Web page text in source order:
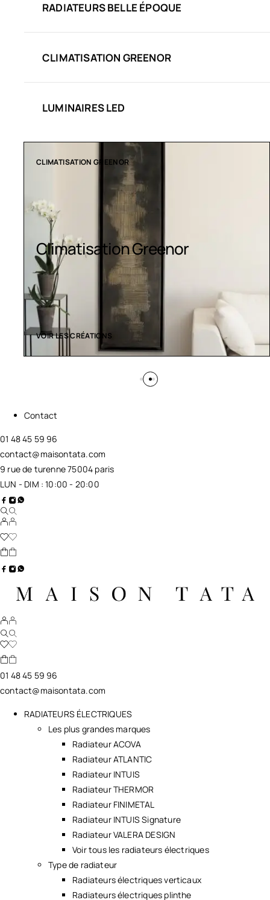
RADIATEURS BELLE ÉPOQUE
CLIMATISATION GREENOR
LUMINAIRES LED
COLLECTION LT
Luminaires LED
VOIR LES CRÉATIONS
Contact
01 48 45 59 96
contact@maisontata.com
9 rue de turenne 75004 paris
LUN - DIM : 10:00 - 20:00
01 48 45 59 96
contact@maisontata.com
RADIATEURS ÉLECTRIQUES
Les plus grandes marques
Radiateur ACOVA
Radiateur ATLANTIC
Radiateur INTUIS
Radiateur THERMOR
Radiateur FINIMETAL
Radiateur INTUIS Signature
Radiateur VALERA DESIGN
Voir tous les radiateurs électriques
Type de radiateur
Radiateurs électriques verticaux
Radiateurs électriques plinthe